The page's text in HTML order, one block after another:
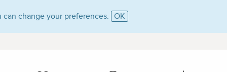
change your preferences. OK